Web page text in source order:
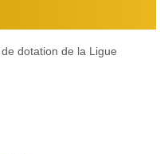
dotation de la Ligue